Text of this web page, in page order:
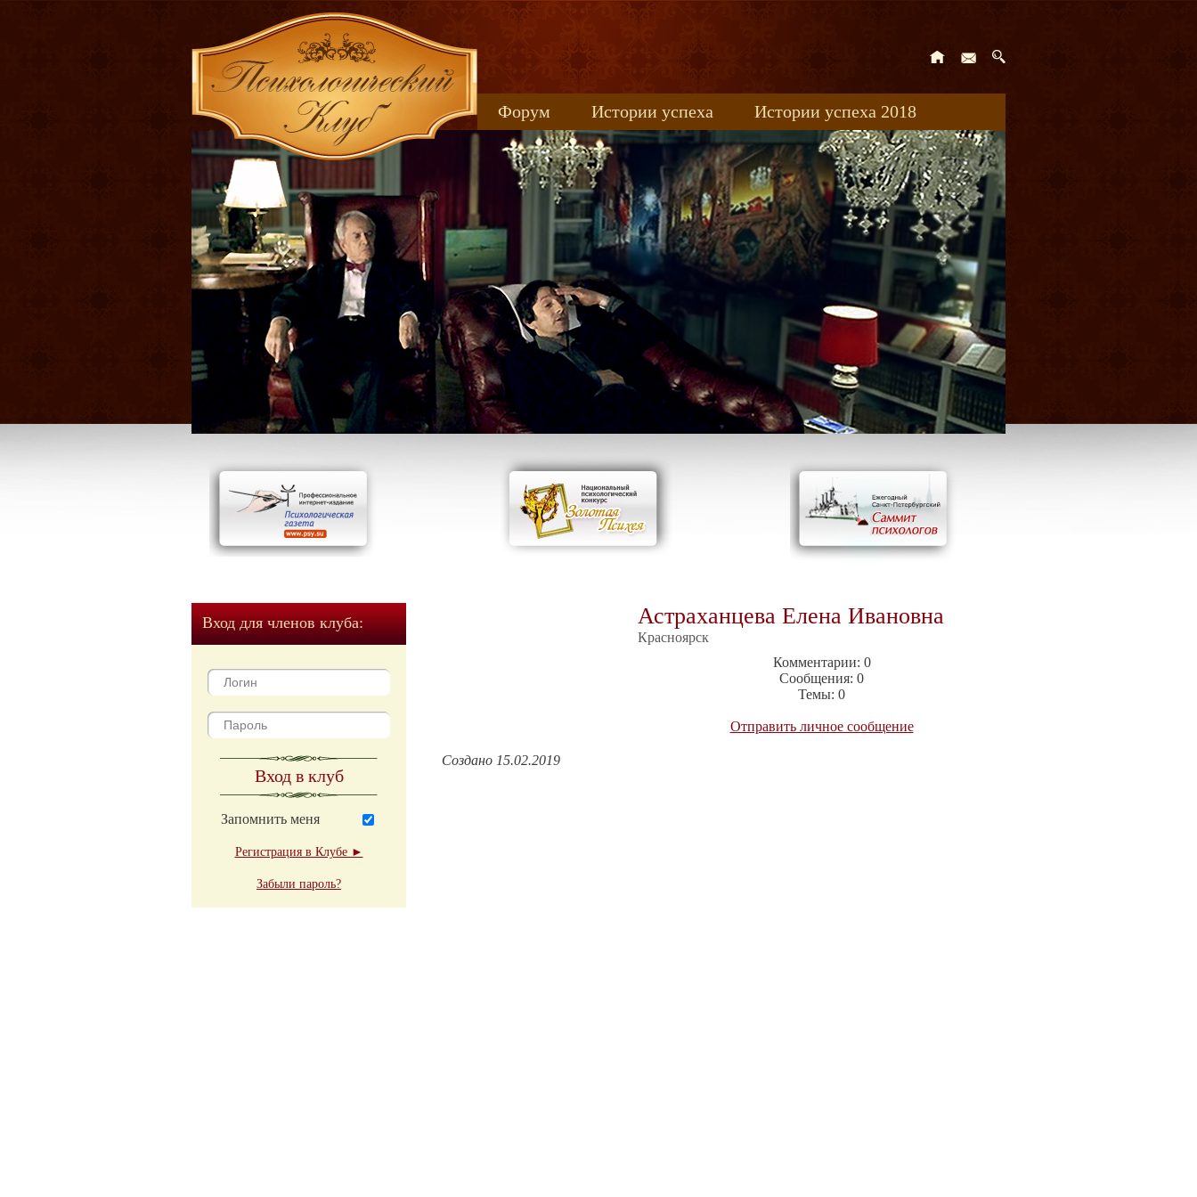
Форум Истории успеха
Истории успеха 2018
Книжные новинки
uspeh_2017
Вход для членов клуба:
Вход в клуб
Запомнить меня
Регистрация в Клубе ►
Забыли пароль?
Астраханцева Елена Ивановна
Красноярск
Комментарии: 0
Сообщения: 0
Темы: 0
Отправить личное сообщение
Создано 15.02.2019